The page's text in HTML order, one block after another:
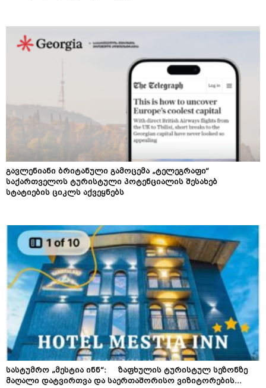
გავლენიანი ბრიტანული გამოცემა „ტელეგრაფი“
საქართველოს ტურისტული პოტენციალის შესახებ
სტატიების ციკლს აქვეყნებს
სასტუმრო „მესტია ინნ“: ზაფხულის ტურისტულ სეზონზე
მაღალი დატვირთვა და საერთაშორისო ვიზიტორების...